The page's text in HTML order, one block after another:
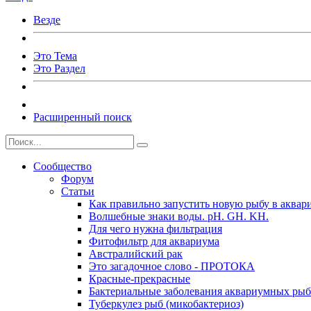
Везде
Это Тема
Это Раздел
Расширенный поиск
Сообщество
Форум
Статьи
Как правильно запустить новую рыбу в
Волшебные знаки воды. рН. GH. KH.
Для чего нужна фильтрация
Фитофильтр для аквариума
Австралийский рак
Это загадочное слово - ПРОТОКА
Красные-прекрасные
Бактериальные заболевания аквариумных рыб
Туберкулез рыб (микобактериоз)